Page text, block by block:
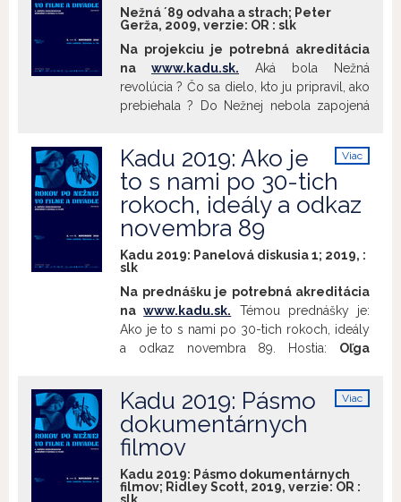
vedením pánaMartina Mocka.
bude spojená s projekciami, ukážkami z
AVD záznamov dokumentárnych a
spravodajských filmov.
Nežná ´89 odvaha a strach; Peter
Gerža, 2009, verzie: OR : slk
Na projekciu je potrebná akreditácia
na www.kadu.sk. Aká bola Nežná
revolúcia ? Čo sa dielo, kto ju pripravil, ako
prebiehala ? Do Nežnej nebola zapojená
pod nálepkou dorozumenia už dozrievali
zárodky budúcich konfliktov. Začala sa
formovať nová politická scéna. Dokument
Slovenskej televízie. Roku osemdesiat
deväť sa hovorí annus mirábilis, rok
zázrakov. Zmizol svet rozdelený
ideológiami, zbavili sme sa bezprostrednej
hrozby jadrovej apokalypsy, skončila sa
éra neslobody Slovenska. V tomto roku v
Rusku vládol Gorbačov a vrcholila jeho
perestrojka. Ale aj ekonomické a politické
zväz sa potichu vzdal nadvlády nad
stredoeurópskymi národmi. Poľskí
komunisti začali potichu rokovať s
opozíciou o podmienkach odchodu od
veľkého kriku transformovali na sociálnych
Viac
Kadu 2019: Ako je
to s nami po 30-tich
rokoch, ideály a odkaz
novembra 89
Kadu 2019: Panelová diskusia 1; 2019, :
slk
Na prednášku je potrebná akreditácia
nawww.kadu.sk. Témou prednášky je:
Ako je to s nami po 30-tich rokoch, ideály
a odkaz novembra 89. Hostia: Oľga
Šimečka Moderuje: Michal Havran ml.
Viac
Kadu 2019: Pásmo
dokumentárnych
filmov
Kadu 2019: Pásmo dokumentárnych
filmov; Ridley Scott, 2019, verzie: OR :